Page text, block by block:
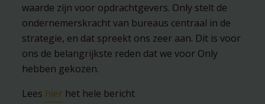
waarde zijn voor opdrachtgevers. Only stelt de
ondernemerskracht van bureaus centraal in de
strategie, en dat spreekt ons zeer aan. Dit is voor
ons de belangrijkste reden dat we voor Only
hebben gekozen.
Lees hier het hele bericht